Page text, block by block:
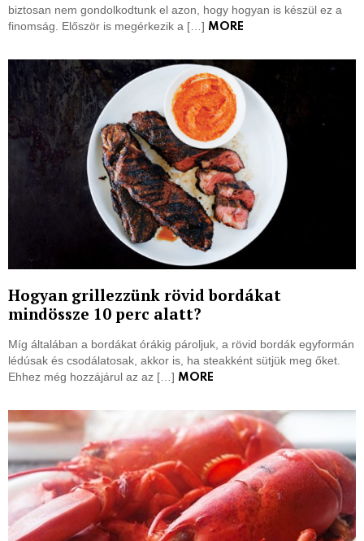
biztosan nem gondolkodtunk el azon, hogy hogyan is készül ez a
finomság. Először is megérkezik a […] MORE
Hogyan grillezzünk rövid bordákat
mindössze 10 perc alatt?
Míg általában a bordákat órákig pároljuk, a rövid bordák egyformán
lédúsak és csodálatosak, akkor is, ha steakként sütjük meg őket.
Ehhez még hozzájárul az az […] MORE